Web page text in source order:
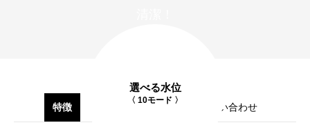
特徴 購入はこちら お問い合わせ
選べる水位
〈 10モード 〉